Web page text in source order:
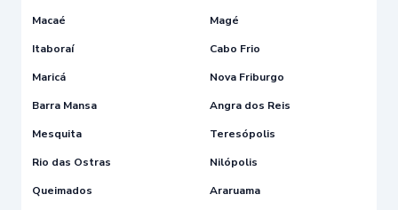
Macaé
Magé
Itaboraí
Cabo Frio
Maricá
Nova Friburgo
Barra Mansa
Angra dos Reis
Mesquita
Teresópolis
Rio das Ostras
Nilópolis
Queimados
Araruama